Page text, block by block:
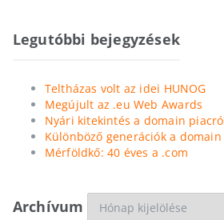
Legutóbbi bejegyzések
Teltházas volt az idei HUNOG
Megújult az .eu Web Awards
Nyári kitekintés a domain
Különböző generációk a
Mérföldkő: 40 éves a .com
Archívum